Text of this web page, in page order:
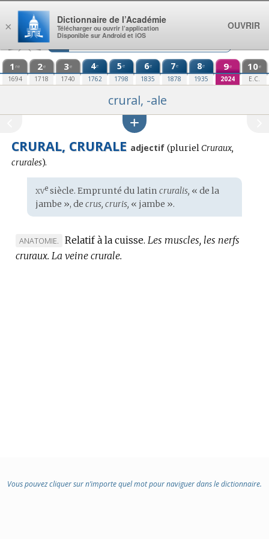
Aller au contenu
1 re
1694
2e
1718
3e
1740
4e
1762
5e
1798
6e
1835
7e
1878
8e
1935
9e
2024
10e
E.C.
crural, -ale
CRURAL, CRURALE adjectif (pluriel Cruraux,
crurales).
Étymologie
:
xvesiècle. Emprunté du latin cruralis, « de la
jambe », de crus, cruris, « jambe ».
MARQUE
DE
ANATOMIE. Relatif à la cuisse. Les muscles, les nerfs
cruraux. La veine crurale.
Vous pouvez cliquer sur n’importe quel mot pour naviguer dans le dictionnaire.
×
Dictionnaire de l’Académie
Télécharger ou ouvrir l’application
Disponible sur Android et iOS
OUVRIR